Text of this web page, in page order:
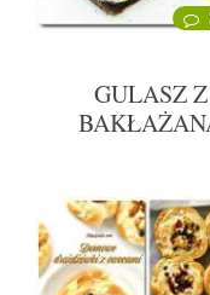
GULASZ Z